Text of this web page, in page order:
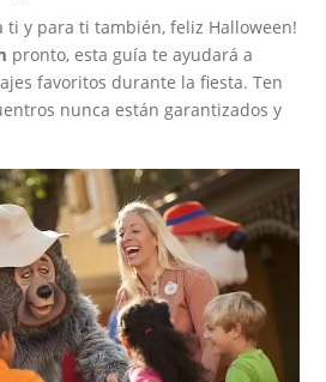
ti y para ti también, feliz Halloween!
pronto, esta guía te ayudará a
favoritos durante la fiesta. Ten
nunca están garantizados y